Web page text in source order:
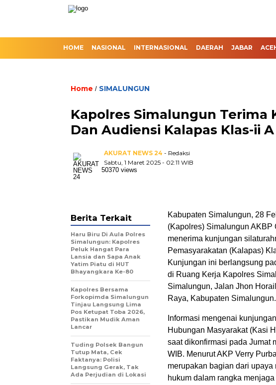
HOME NASIONAL INTERNASIONAL DAERAH JABAR
Home / SIMALUNGUN
Kapolres Simalungun Terima
Dan Audiensi Kalapas Klas-ii
AKURAT NEWS 24 - Redaksi
Sabtu, 1 Maret 2025 - 02:11 WIB
50370 views
Kabupaten Simalungun, 28
(Kapolres) Simalungun AKBP
menerima kunjungan
Pemasyarakatan (Kalapas)
Kunjungan ini berlangsung
di Ruang Kerja Kapolres
Simalungun, Jalan Jhon
Raya, Kabupaten Simalungun.
Informasi mengenai
Hubungan Masyarakat (Kasi
saat dikonfirmasi pada Jumat
WIB. Menurut AKP Verry
merupakan bagian dari
hukum dalam rangka
Berita Terkait
Haru Biru Di Aula Polres
Simalungun: Kapolres
Peluk Hangat Para
Lansia dan Sapa Anak
Yatim Piatu di HUT
Bhayangkara Ke-80
Kapolres Bersama
Forkopimda Simalungun
Tinjau Langsung Lima
Pos Ketupat Toba 2026,
Pastikan Mudik Aman
Lancar
Tuding Polsek Bangun
Tutup Mata, Cek
Faktanya: Polisi
Langsung Gerak, Tak
Ada Perjudian di Lokasi